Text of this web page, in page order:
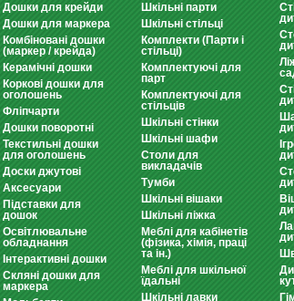
Дошки для крейди
Дошки для маркера
Комбіновані дошки
(маркер / крейда)
Керамічні дошки
Коркові дошки для
оголошень
Фліпчарти
Дошки поворотні
Текстильні дошки
для оголошень
Доски джутові
Аксесуари
Підставки для
дошок
Освітлювальне
обладнання
Інтерактивні дошки
Скляні дошки для
маркера
Шкільні парти
Шкільні стільці
Комплекти (Парти і
стільці)
Комплектуючі для
парт
Комплектуючі для
стільців
Шкільні стінки
Шкільні шафи
Столи для
викладачів
Тумби
Шкільні вішаки
Шкільні ліжка
Меблі для кабінетів
(фізика, хімія, праці
та ін.)
Меблі для шкільної
їдальні
Шкільні лавки